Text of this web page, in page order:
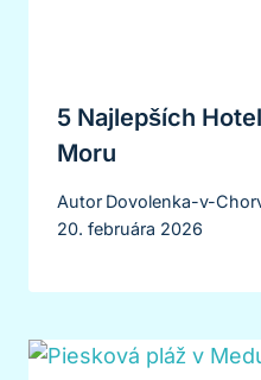
5 Najlepších
Moru
Autor Dovolenka-v-
20. februára 2026